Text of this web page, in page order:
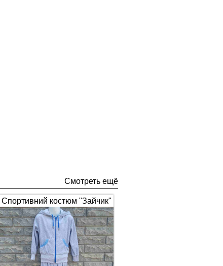
Смотреть ещё
Спортивний костюм "Зайчик"
з вушками, сірий з синім 1672
(арт.326)